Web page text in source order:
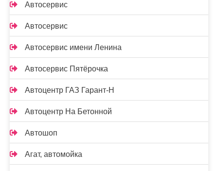
Автосервис
Автосервис
Автосервис имени Ленина
Автосервис Пятёрочка
Автоцентр ГАЗ Гарант-Н
Автоцентр На Бетонной
Автошоп
Агат, автомойка